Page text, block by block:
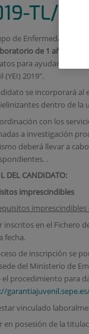
TL/
de Enfermedades
de 1 año y
para ayudantes de
(YEI) 2019".
se incorporará
dentro de la
con los
a investigación
deberá llevar a
.
DEL CANDIDATO:
imprescindibles
inscritos en el Fichero
fecha.
de inscripción se
del Ministerio de
el procedimiento para
vinculado
en posesión de la